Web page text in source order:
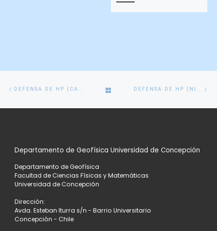
Navegación
de
entradas
Entrada
DEFENSA DE HP (CAROLINA M.) VOLVER
A
LISTA
DEFENSA DE HP (NICOLÁS G.)
Departamento de Geofísica Universidad de Concepción
Departamento de Geofísica
Facultad de Ciencias Físicas y Matemáticas
Universidad de Concepción
Dirección:
Avda. Esteban Iturra s/n - Barrio Universitario
Concepción - Chile